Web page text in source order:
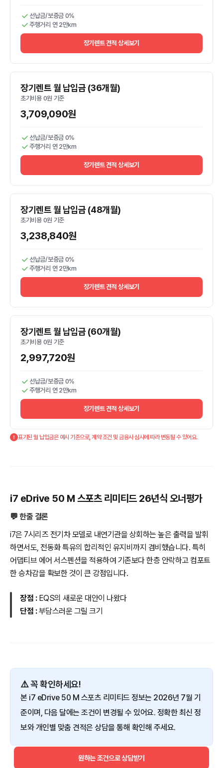
선납금/보증금 0%
주행거리 연 2만km
장기렌트 견적 상세보기
장기렌트 월 납입금 (36개월)
초기비용 0원 기준
3,709,090원
선납금/보증금 0%
주행거리 연 2만km
장기렌트 견적 상세보기
장기렌트 월 납입금 (48개월)
초기비용 0원 기준
3,238,840원
선납금/보증금 0%
주행거리 연 2만km
장기렌트 견적 상세보기
장기렌트 월 납입금 (60개월)
초기비용 0원 기준
2,997,720원
선납금/보증금 0%
주행거리 연 2만km
장기렌트 견적 상세보기
표기된 월 납입금은 예시 기준으로, 계약 조건 및 금융사 심사에 따라 변동될 수 있어요.
i7 eDrive 50 M 스포츠 리미티드 26년식 오너평가
💬 한줄 결론
i7은 7시리즈 전기차 모델로 내연기관을 상회하는 높은 출력을 발휘
하면서도, 전동화 특유의 합리적인 유지비까지 겸비했습니다. 특히
어댑티브 에어 서스펜션을 적용하여 기존보다 한층 안락하고 컴포트
한 승차감을 확보한 것이 큰 강점입니다.
장점 : EQS의 새로운 대안이 나왔다
단점 :부담스러운 그릴 크기
⚠️ 꼭 확인하세요!
본 i7 eDrive 50 M 스포츠 리미티드 정보는 2026년 7월 기
준이며, 다음 달에는 조건이 변경될 수 있어요. 정확한 최신 정
보와 개인별 맞춤 견적은 상담을 통해 확인해 주세요.
원하는 조건으로 상담받기